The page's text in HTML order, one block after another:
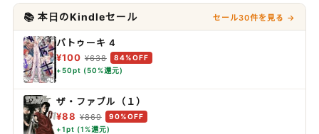
📚 本日のKindleセール セール30件を見る →
バトゥーキ 4
¥100 ¥638
84%OFF
+50pt (50%還元)
ザ・ファブル（１）
¥88 ¥869
90%OFF
+1pt (1%還元)